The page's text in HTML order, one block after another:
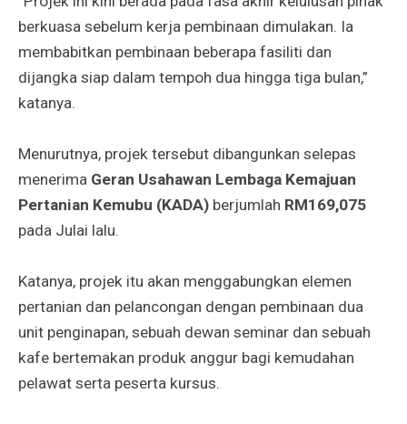
berkuasa sebelum kerja pembinaan dimulakan. Ia
membabitkan pembinaan beberapa fasiliti dan
dijangka siap dalam tempoh dua hingga tiga bulan,”
katanya.
Menurutnya, projek tersebut dibangunkan selepas
menerima Geran Usahawan Lembaga Kemajuan
Pertanian Kemubu (KADA) berjumlah RM169,075
pada Julai lalu.
Katanya, projek itu akan menggabungkan elemen
pertanian dan pelancongan dengan pembinaan dua
unit penginapan, sebuah dewan seminar dan sebuah
kafe bertemakan produk anggur bagi kemudahan
pelawat serta peserta kursus.